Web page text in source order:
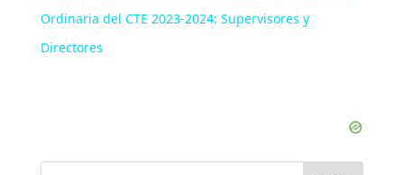
Ordinaria del CTE 2023-2024: Supervisores y
Directores